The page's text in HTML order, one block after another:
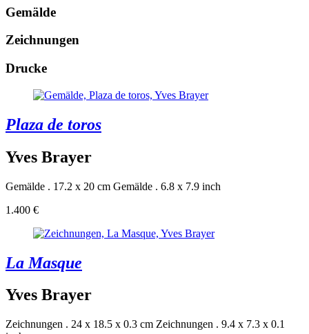
Gemälde
Zeichnungen
Drucke
Plaza de toros
Yves Brayer
Gemälde . 17.2 x 20 cm Gemälde . 6.8 x 7.9 inch
1.400 €
La Masque
Yves Brayer
Zeichnungen . 24 x 18.5 x 0.3 cm Zeichnungen . 9.4 x 7.3 x 0.1